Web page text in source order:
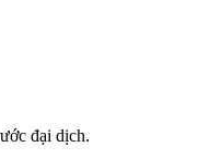
đại dịch.